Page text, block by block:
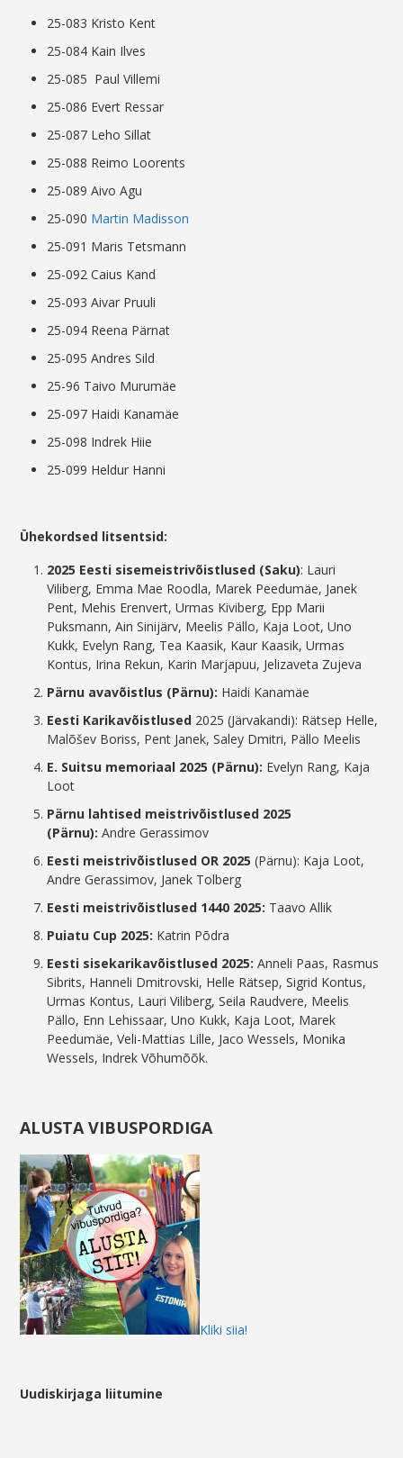
25-083 Kristo Kent
25-084 Kain Ilves
25-085 Paul Villemi
25-086 Evert Ressar
25-087 Leho Sillat
25-088 Reimo Loorents
25-089 Aivo Agu
25-090 Martin Madisson
25-091 Maris Tetsmann
25-092 Caius Kand
25-093 Aivar Pruuli
25-094 Reena Pärnat
25-095 Andres Sild
25-96 Taivo Murumäe
25-097 Haidi Kanamäe
25-098 Indrek Hiie
25-099 Heldur Hanni
Ühekordsed litsentsid:
2025 Eesti sisemeistrivõistlused (Saku): Lauri
Viliberg, Emma Mae Roodla, Marek Peedumäe, Janek
Pent, Mehis Erenvert, Urmas Kiviberg, Epp Marii
Puksmann, Ain Sinijärv, Meelis Pällo, Kaja Loot, Uno
Kukk, Evelyn Rang, Tea Kaasik, Kaur Kaasik, Urmas
Kontus, Irina Rekun, Karin Marjapuu, Jelizaveta Zujeva
Pärnu avavõistlus (Pärnu): Haidi Kanamäe
Eesti Karikavõistlused 2025 (Järvakandi): Rätsep Helle,
Malõšev Boriss, Pent Janek, Saley Dmitri, Pällo Meelis
E. Suitsu memoriaal 2025 (Pärnu): Evelyn Rang, Kaja
Loot
Pärnu lahtised meistrivõistlused 2025
(Pärnu):Andre Gerassimov
Eesti meistrivõistlused OR 2025 (Pärnu): Kaja Loot,
Andre Gerassimov, Janek Tolberg
Eesti meistrivõistlused 1440 2025: Taavo Allik
Puiatu Cup 2025: Katrin Põdra
Eesti sisekarikavõistlused 2025:Anneli Paas, Rasmus
Sibrits, Hanneli Dmitrovski, Helle Rätsep, Sigrid Kontus,
Urmas Kontus, Lauri Viliberg, Seila Raudvere, Meelis
Pällo, Enn Lehissaar, Uno Kukk, Kaja Loot, Marek
Peedumäe, Veli-Mattias Lille, Jaco Wessels, Monika
Wessels, Indrek Võhumõõk.
ALUSTA VIBUSPORDIGA
Kliki siia!
Uudiskirjaga liitumine